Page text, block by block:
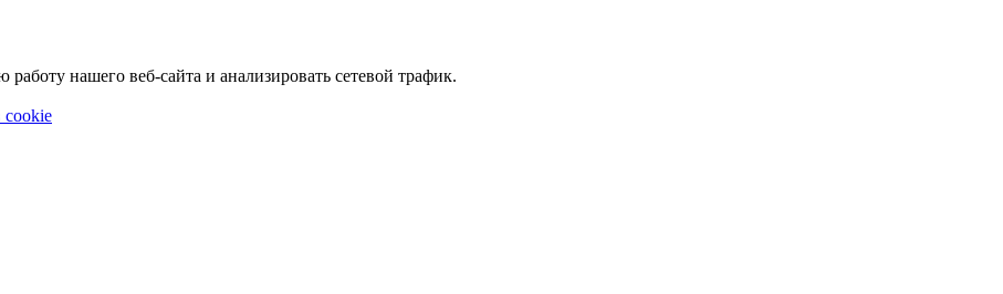
нашего веб-сайта и анализировать сетевой трафик.
cookie